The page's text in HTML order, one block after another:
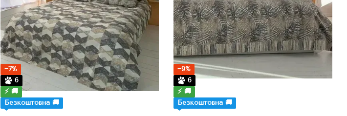
−7%
6
⚡ 🚚
Безкоштовна 🚚
−9%
6
⚡ 🚚
Безкоштовна 🚚